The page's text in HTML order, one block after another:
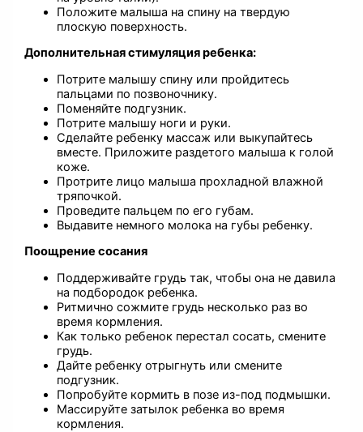
Положите малыша на спину на твердую
плоскую поверхность.
Дополнительная стимуляция ребенка:
Потрите малышу спину или пройдитесь
пальцами по позвоночнику.
Поменяйте подгузник.
Потрите малышу ноги и руки.
Сделайте ребенку массаж или выкупайтесь
вместе. Приложите раздетого малыша к голой
коже.
Протрите лицо малыша прохладной влажной
тряпочкой.
Проведите пальцем по его губам.
Выдавите немного молока на губы ребенку.
Поощрение сосания
Поддерживайте грудь так, чтобы она не давила
на подбородок ребенка.
Ритмично сожмите грудь несколько раз во
время кормления.
Как только ребенок перестал сосать, смените
грудь.
Дайте ребенку отрыгнуть или смените
подгузник.
Попробуйте кормить в позе из-под подмышки.
Массируйте затылок ребенка во время
кормления.